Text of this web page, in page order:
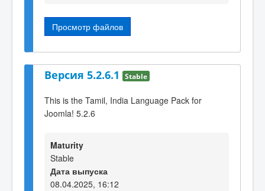
Просмотр файлов
Версия 5.2.6.1 Stable
This is the Tamil, India Language Pack for
Joomla! 5.2.6
Maturity
Stable
Дата выпуска
08.04.2025, 16:12